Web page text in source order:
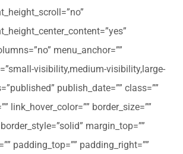
menu_anchor=””
visibility,medium-visibility,large-
publish_date=”” class=””
link_hover_color=”” border_size=””
margin_top=””
padding_top=”” padding_right=””